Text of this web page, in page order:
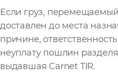
Если груз,
доставлен до места
причине,
неуплату пошлин
выдавшая Carnet TIR.